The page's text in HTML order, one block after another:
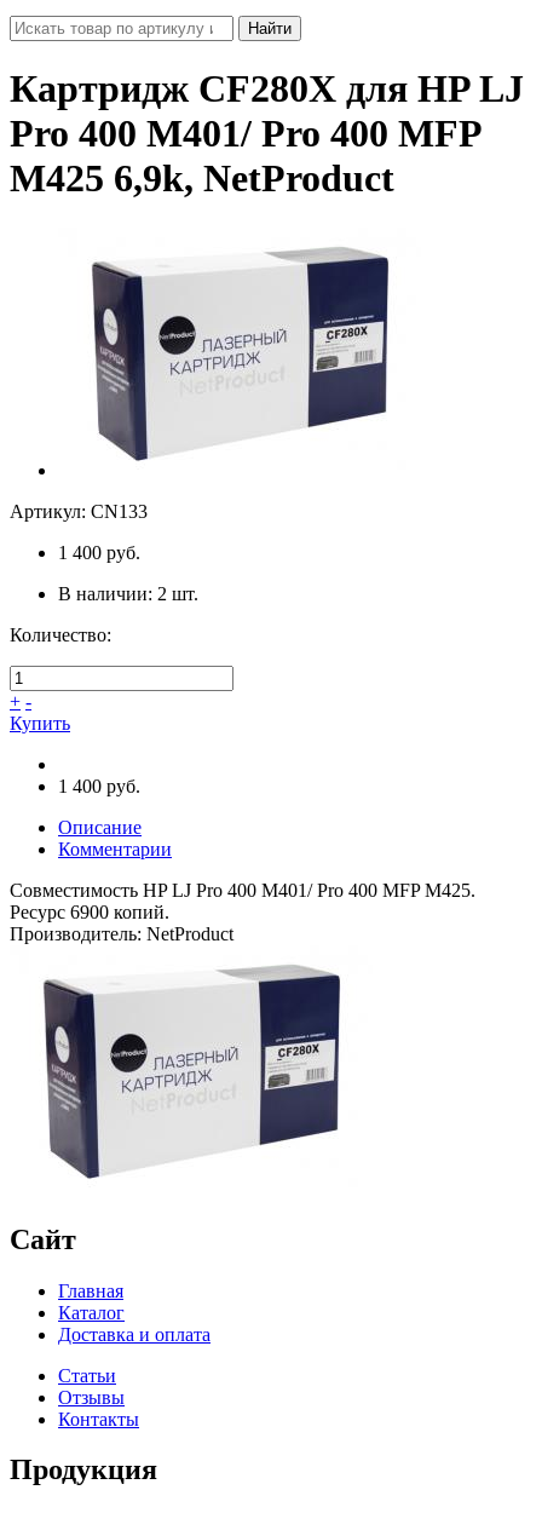
Найти
Картридж CF280X для HP LJ
Pro 400 M401/ Pro 400 MFP
M425 6,9k, NetProduct
Артикул: CN133
1 400 руб.
В наличии: 2 шт.
Количество:
+ -
Купить
1 400 руб.
Описание
Комментарии
Совместимость HP LJ Pro 400 M401/ Pro 400 MFP M425.
Ресурс 6900 копий.
Производитель: NetProduct
Сайт
Главная
Каталог
Доставка и оплата
Статьи
Отзывы
Контакты
Продукция